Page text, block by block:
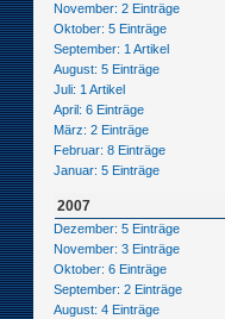
November: 2 Einträge
Oktober: 5 Einträge
September: 1 Artikel
August: 5 Einträge
Juli: 1 Artikel
April: 6 Einträge
März: 2 Einträge
Februar: 8 Einträge
Januar: 5 Einträge
2007
Dezember: 5 Einträge
November: 3 Einträge
Oktober: 6 Einträge
September: 2 Einträge
August: 4 Einträge